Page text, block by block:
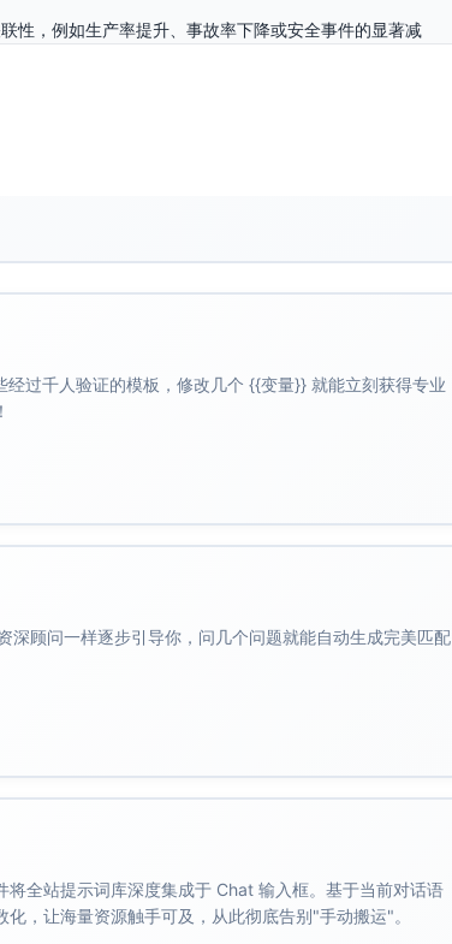
性，例如生产率提升、事故率下降或安全事件的显著减
性的反馈，并综合判断其满意度和改进意见，以优化后续
久效果，尤其在员工不持续实践的情况下，可能出现知识
员工实际工作场景或组织面临的具体风险，则可能导致培
的意愿或对内容不感兴趣，培训效果可能大打折扣。
体系，可能导致培训后的行为转化难以落实。
取以下强化措施：
在岗位的关键风险点，结合组织的业务流程与实际需求，
作，例如案例分析、情景模拟、虚拟演练等，增强员工对
体系而言是一种基础而有效的手段。然而，其效果取决
过千人验证的模板，修改几个 {{变量}} 就能立刻获得专业
深顾问一样逐步引导你，问几个问题就能自动生成完美匹配
全站提示词库深度集成于 Chat 输入框。基于当前对话语
，让海量资源触手可及，从此彻底告别"手动搬运"。